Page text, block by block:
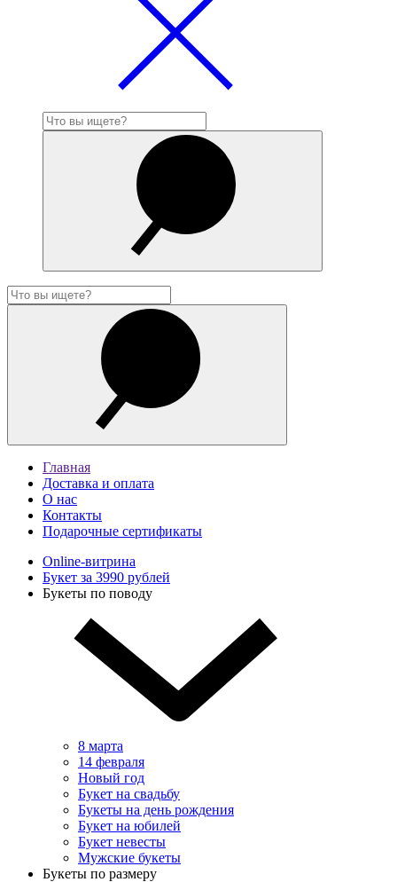
Главная
Доставка и оплата
О нас
Контакты
Подарочные сертификаты
Online-витрина
Букет за 3990 рублей
Букеты по поводу
8 марта
14 февраля
Новый год
Букет на свадьбу
Букеты на день рождения
Букет на юбилей
Букет невесты
Мужские букеты
Букеты по размеру